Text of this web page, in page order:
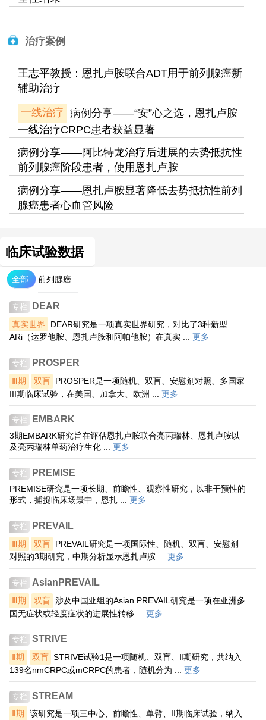
治疗案例
王志平教授：恩扎卢胺联合ADT用于前列腺癌新
辅助治疗
一线治疗 病例分享——“安”心之选，恩扎卢胺
一线治疗CRPC患者获益显著
病例分享——阿比特龙治疗后进展的去势抵抗性
前列腺癌阶段患者，使用恩扎卢胺
病例分享——恩扎卢胺显著降低去势抵抗性前列
腺癌患者心血管风险
临床试验数据
全部 前列腺癌
专栏 DEAR
真实世界
DEAR研究是一项真实世界研究，对比了3种新型
ARi（达罗他胺、恩扎卢胺和阿帕他胺）在真实 ... 更多
专栏 PROSPER
Ⅲ期 双盲 PROSPER是一项随机、双盲、安慰剂对照、多国家
III期临床试验，在美国、加拿大、欧洲 ... 更多
专栏 EMBARK
3期EMBARK研究旨在评估恩扎卢胺联合亮丙瑞林、恩扎卢胺以
及亮丙瑞林单药治疗生化 ... 更多
专栏 PREMISE
PREMISE研究是一项长期、前瞻性、观察性研究，以非干预性的
形式，捕捉临床场景中，恩扎 ... 更多
专栏 PREVAIL
Ⅲ期 双盲 PREVAIL研究是一项国际性、随机、双盲、安慰剂
对照的3期研究，中期分析显示恩扎卢胺 ... 更多
专栏 AsianPREVAIL
Ⅲ期 双盲 涉及中国亚组的Asian PREVAIL研究是一项在亚洲多
国无症状或轻度症状的进展性转移 ... 更多
专栏 STRIVE
Ⅱ期 双盲 STRIVE试验1是一项随机、双盲、Ⅱ期研究，共纳入
139名nmCRPC或mCRPC的患者，随机分为 ... 更多
专栏 STREAM
Ⅱ期
该研究是一项三中心、前瞻性、单臂、II期临床试验，纳入